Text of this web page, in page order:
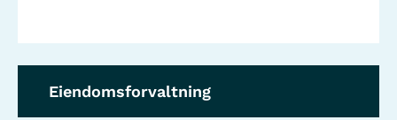
Eiendomsforvaltning